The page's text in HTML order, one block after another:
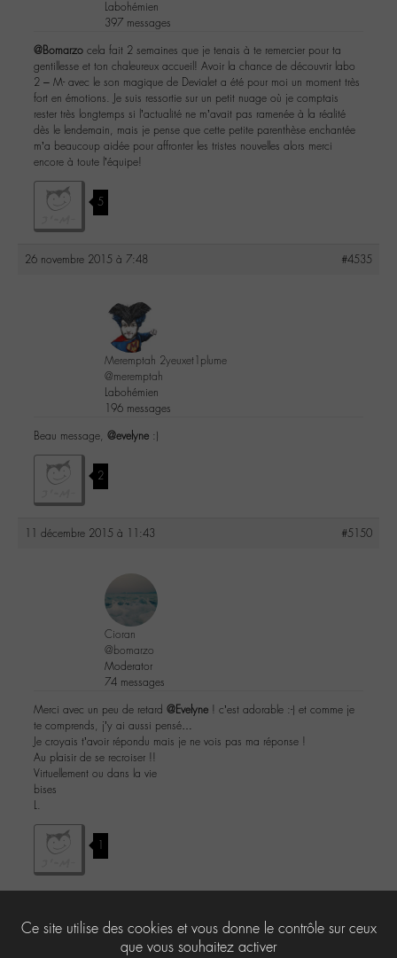
Labohémien
397 messages
@Bomarzo cela fait 2 semaines que je tenais à te remercier pour ta
gentillesse et ton chaleureux accueil! Avoir la chance de découvrir labo
2 – M- avec le son magique de Devialet a été pour moi un moment très
fort en émotions. Je suis ressortie sur un petit nuage où je comptais
rester très longtemps si l’actualité ne m’avait pas ramenée à la réalité
dès le lendemain, mais je pense que cette petite parenthèse enchantée
m’a beaucoup aidée pour affronter les tristes nouvelles alors merci
encore à toute l’équipe!
5
26 novembre 2015 à 7:48 #4535
Meremptah 2yeuxet1plume
@meremptah
Labohémien
196 messages
Beau message, @evelyne :)
2
11 décembre 2015 à 11:43 #5150
Cioran
@bomarzo
Moderator
74 messages
Merci avec un peu de retard @Evelyne ! c’est adorable :-) et comme je
te comprends, j’y ai aussi pensé…
Je croyais t’avoir répondu mais je ne vois pas ma réponse !
Au plaisir de se recroiser !!
Virtuellement ou dans la vie
bises
L.
1
Le forum ‘La B.O² -M-’ est fermé à de nouveaux sujets et réponses.
Ce site utilise des cookies et vous donne le contrôle sur ceux
que vous souhaitez activer